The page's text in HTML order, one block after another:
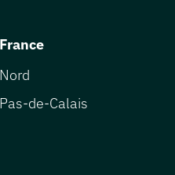
France
Nord
Pas-de-Calais